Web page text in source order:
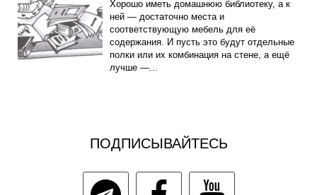
Хорошо иметь домашнюю библиотеку, а к
ней — достаточно места и
соответствующую мебель для её
содержания. И пусть это будут отдельные
полки или их комбинация на стене, а ещё
лучше —...
ПОДПИСЫВАЙТЕСЬ